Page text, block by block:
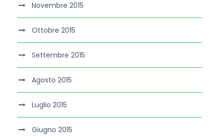
Novembre 2015
Ottobre 2015
Settembre 2015
Agosto 2015
Luglio 2015
Giugno 2015